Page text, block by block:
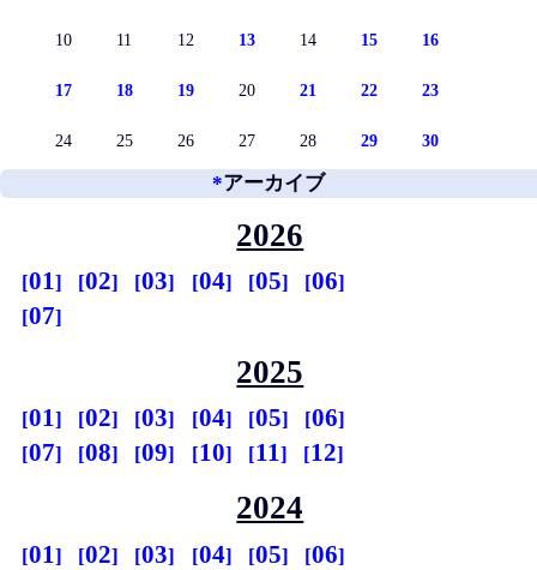
10 11 12 13 14 15 16
17 18 19 20 21 22 23
24 25 26 27 28 29 30
*アーカイブ
2026
01 02 03 04 05
06
07
2025
01 02 03 04 05
06
07
08 09 10 11 12
2024
01 02 03 04 05
06